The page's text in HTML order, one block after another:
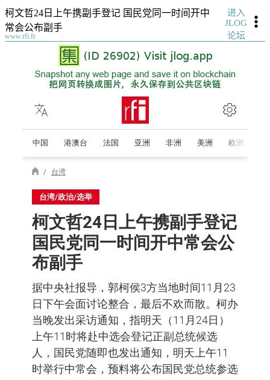
柯文哲24日上午携副手登记 国民党同一时间开中
常会公布副手
www.rfi.fr
进入
JLOG
论坛